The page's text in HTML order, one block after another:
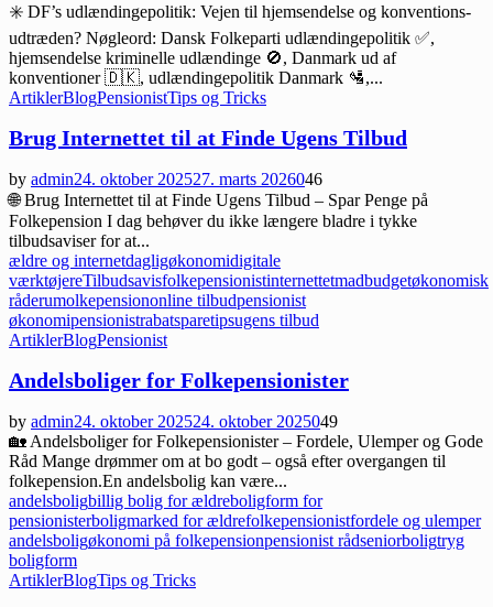
✳️ DF’s udlændingepolitik: Vejen til hjemsendelse og konventions­
udtræden? Nøgleord: Dansk Folkeparti udlændingepolitik ✅,
hjemsendelse kriminelle udlændinge 🚫, Danmark ud af
konventioner 🇩🇰, udlændinge­politik Danmark 🛂,...
ArtiklerBlogPensionistTips og Tricks
Brug Internettet til at Finde Ugens Tilbud
by admin24. oktober 202527. marts 2026046
🌐 Brug Internettet til at Finde Ugens Tilbud – Spar Penge på
Folkepension I dag behøver du ikke længere bladre i tykke
tilbudsaviser for at...
ældre og internetdagligøkonomidigitale
værktøjereTilbudsavisfolkepensionistinternettetmadbudgetøkonomisk
råderumolkepensiononline tilbudpensionist
økonomipensionistrabatsparetipsugens tilbud
ArtiklerBlogPensionist
Andelsboliger for Folkepensionister
by admin24. oktober 202524. oktober 2025049
🏡 Andelsboliger for Folkepensionister – Fordele, Ulemper og Gode
Råd Mange drømmer om at bo godt – også efter overgangen til
folkepension.En andelsbolig kan være...
andelsboligbillig bolig for ældreboligform for
pensionisterboligmarked for ældrefolkepensionistfordele og ulemper
andelsboligøkonomi på folkepensionpensionist rådseniorboligtryg
boligform
ArtiklerBlogTips og Tricks